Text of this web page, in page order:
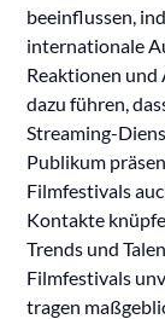
beeinflussen,
internationale
Reaktionen und
dazu führen,
Streaming-
Publikum
Filmfestivals
Kontakte
Trends und
Filmfestivals
tragen